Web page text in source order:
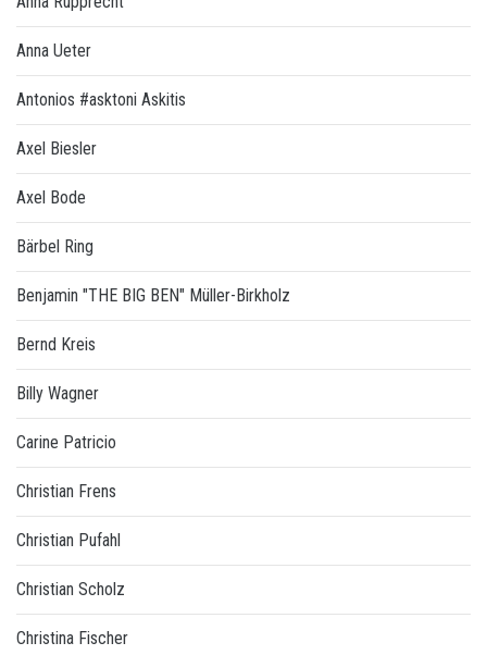
Anna Ueter
Antonios #asktoni Askitis
Axel Biesler
Axel Bode
Bärbel Ring
Benjamin "THE BIG BEN" Müller-Birkholz
Bernd Kreis
Billy Wagner
Carine Patricio
Christian Frens
Christian Pufahl
Christian Scholz
Christina Fischer